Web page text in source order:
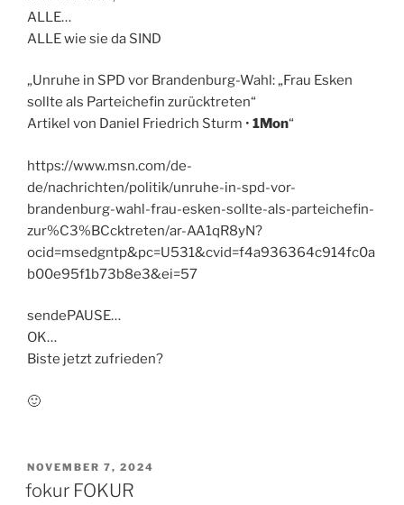
ALLE…
ALLE wie sie da SIND
„Unruhe in SPD vor Brandenburg-Wahl: „Frau Esken
sollte als Parteichefin zurücktreten“
Artikel von Daniel Friedrich Sturm • 1Mon“
https://www.msn.com/de-
de/nachrichten/politik/unruhe-in-spd-vor-
brandenburg-wahl-frau-esken-sollte-als-parteichefin-
zur%C3%BCcktreten/ar-AA1qR8yN?
ocid=msedgntp&pc=U531&cvid=f4a936364c914fc0a
b00e95f1b73b8e3&ei=57
sendePAUSE…
OK…
Biste jetzt zufrieden?
🙂
VERÖFFENTLICHT
AM
NOVEMBER 7, 2024
fokur FOKUR